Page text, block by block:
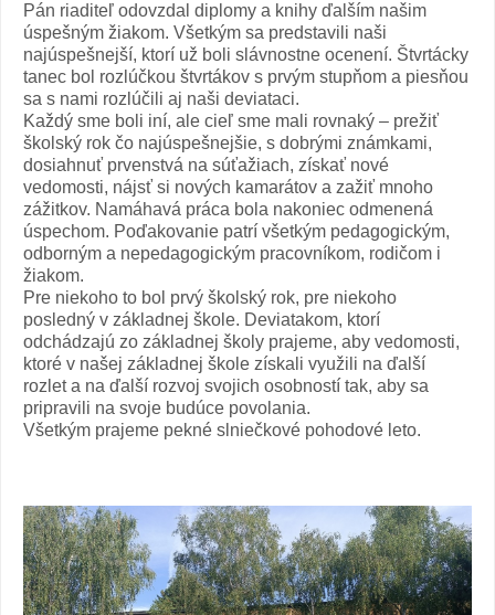
Pán riaditeľ odovzdal diplomy a knihy ďalším našim
úspešným žiakom. Všetkým sa predstavili naši
najúspešnejší, ktorí už boli slávnostne ocenení. Štvrtácky
tanec bol rozlúčkou štvrtákov s prvým stupňom a piesňou
sa s nami rozlúčili aj naši deviataci.
Každý sme boli iní, ale cieľ sme mali rovnaký – prežiť
školský rok čo najúspešnejšie, s dobrými známkami,
dosiahnuť prvenstvá na súťažiach, získať nové
vedomosti, nájsť si nových kamarátov a zažiť mnoho
zážitkov. Namáhavá práca bola nakoniec odmenená
úspechom. Poďakovanie patrí všetkým pedagogickým,
odborným a nepedagogickým pracovníkom, rodičom i
žiakom.
Pre niekoho to bol prvý školský rok, pre niekoho
posledný v základnej škole. Deviatakom, ktorí
odchádzajú zo základnej školy prajeme, aby vedomosti,
ktoré v našej základnej škole získali využili na ďalší
rozlet a na ďalší rozvoj svojich osobností tak, aby sa
pripravili na svoje budúce povolania.
Všetkým prajeme pekné slniečkové pohodové leto.